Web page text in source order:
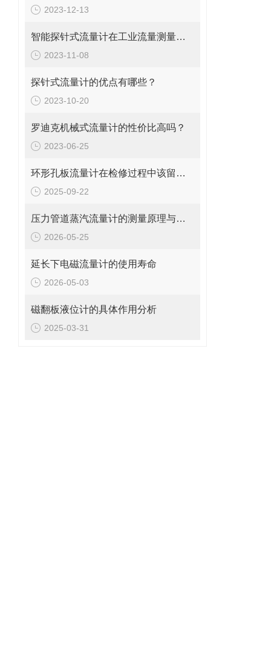
2023-12-13
智能探针式流量计在工业流量测量中的应用
2023-11-08
探针式流量计的优点有哪些？
2023-10-20
罗迪克机械式流量计的性价比高吗？
2023-06-25
环形孔板流量计在检修过程中该留意的事项
2025-09-22
压力管道蒸汽流量计的测量原理与日常维护操作规范
2026-05-25
延长下电磁流量计的使用寿命
2026-05-03
磁翻板液位计的具体作用分析
2025-03-31